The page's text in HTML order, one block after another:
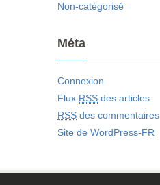
Non-catégorisé
Méta
Connexion
Flux RSS des articles
RSS des commentaires
Site de WordPress-FR